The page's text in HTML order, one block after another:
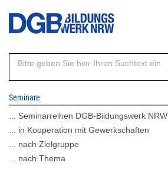
Direkt
Inhalt
Seminare
... Seminarreihen DGB-Bildungswerk NRW
... in Kooperation mit Gewerkschaften
... nach Zielgruppe
... nach Thema